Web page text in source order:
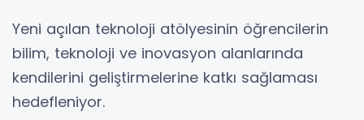
Yeni açılan teknoloji atölyesinin öğrencilerin
bilim, teknoloji ve inovasyon alanlarında
kendilerini geliştirmelerine katkı sağlaması
hedefleniyor.